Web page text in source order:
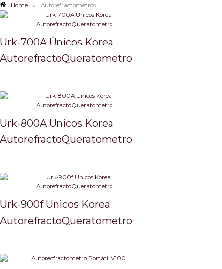
Home » Autorefractometros
Urk-700A Únicos Korea
AutorefractoQueratometro
Urk-800A Unicos Korea
AutorefractoQueratometro
Urk-900f Unicos Korea
AutorefractoQueratometro